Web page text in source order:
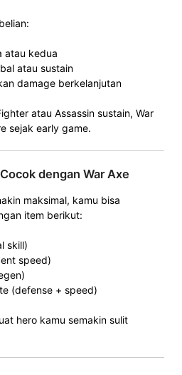
atau kedua
atau sustain
damage berkelanjutan
atau Assassin sustain, War
sejak early game.
dengan War Axe
maksimal, kamu bisa
item berikut:
skill)
speed)
(defense + speed)
hero kamu semakin sulit